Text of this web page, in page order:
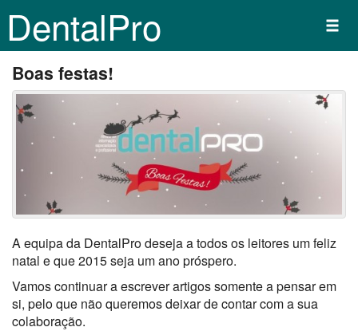
DentalPro
Boas festas!
A equipa da DentalPro deseja a todos os leitores um feliz
natal e que 2015 seja um ano próspero.
Vamos continuar a escrever artigos somente a pensar em
si, pelo que não queremos deixar de contar com a sua
colaboração.